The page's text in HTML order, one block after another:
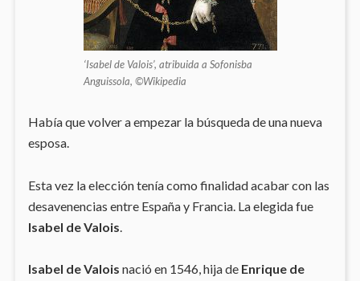
‘Isabel de Valois’, atribuida a Sofonisba
Anguissola, ©Wikipedia
Había que volver a empezar la búsqueda de una nueva
esposa.
Esta vez la elección tenía como finalidad acabar con las
desavenencias entre España y Francia. La elegida fue
Isabel de Valois
Isabel de Valois nació en 1546, hija de Enrique de